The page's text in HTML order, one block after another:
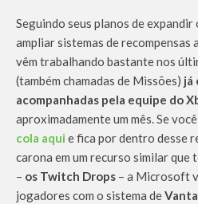
Seguindo seus planos de expandir
ampliar sistemas de
vêm trabalhando bastante nos
(também chamadas de Missões) já
acompanhadas pela equipe do
aproximadamente um mês. Se
cola aqui e fica por dentro desse
carona em um recurso similar
– os Twitch Drops – a Microsoft
jogadores com o sistema de